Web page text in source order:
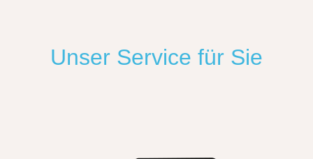
Unser Service für Sie